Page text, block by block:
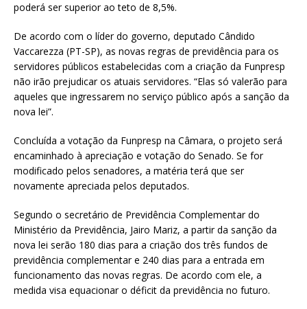
poderá ser superior ao teto de 8,5%.
De acordo com o líder do governo, deputado Cândido
Vaccarezza (PT-SP), as novas regras de previdência para os
servidores públicos estabelecidas com a criação da Funpresp
não irão prejudicar os atuais servidores. “Elas só valerão para
aqueles que ingressarem no serviço público após a sanção da
nova lei”.
Concluída a votação da Funpresp na Câmara, o projeto será
encaminhado à apreciação e votação do Senado. Se for
modificado pelos senadores, a matéria terá que ser
novamente apreciada pelos deputados.
Segundo o secretário de Previdência Complementar do
Ministério da Previdência, Jairo Mariz, a partir da sanção da
nova lei serão 180 dias para a criação dos três fundos de
previdência complementar e 240 dias para a entrada em
funcionamento das novas regras. De acordo com ele, a
medida visa equacionar o déficit da previdência no futuro.